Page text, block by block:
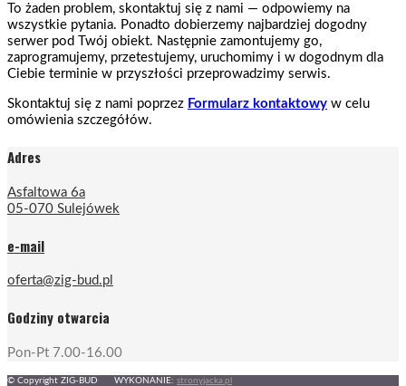
To żaden problem, skontaktuj się z nami — odpowiemy na
wszystkie pytania. Ponadto dobierzemy najbardziej dogodny
serwer pod Twój obiekt. Następnie zamontujemy go,
zaprogramujemy, przetestujemy, uruchomimy i w dogodnym dla
Ciebie terminie w przyszłości przeprowadzimy serwis.
Skontaktuj się z nami poprzez Formularz kontaktowy w celu
omówienia szczegółów.
Adres
Asfaltowa 6a
05-070 Sulejówek
e-mail
oferta@zig-bud.pl
Godziny otwarcia
Pon-Pt 7.00-16.00
© Copyright ZIG-BUD WYKONANIE: stronyjacka.pl